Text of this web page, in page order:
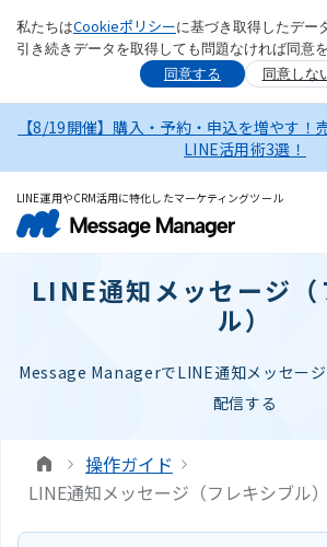
私たちはCookieポリシーに基づき取得したデー
引き続きデータを取得しても問題なければ同意
同意する
同意しな
【8/19開催】購入・予約・申込を増やす！
LINE活用術3選！
LINE運用やCRM活用に特化したマーケティングツール
LINE通知メッセージ
ル）
Message ManagerでLINE通知メッセー
配信する
操作ガイド
LINE通知メッセージ（フレキシブル）